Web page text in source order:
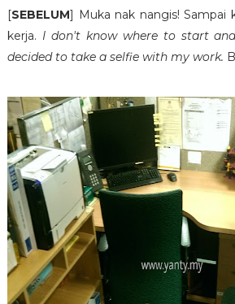
[SEBELUM] Muka nak nangis! Sampai
kerja. I don't know where to start
decided to take a selfie with my work.